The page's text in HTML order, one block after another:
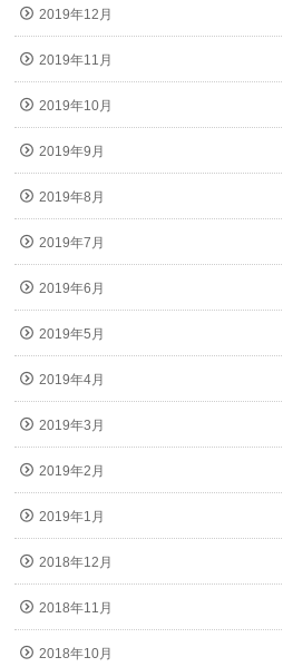
2019年12月
2019年11月
2019年10月
2019年9月
2019年8月
2019年7月
2019年6月
2019年5月
2019年4月
2019年3月
2019年2月
2019年1月
2018年12月
2018年11月
2018年10月